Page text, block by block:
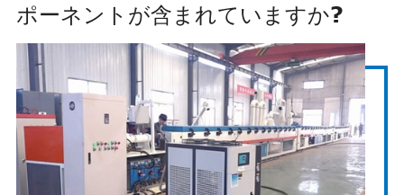
ポーネントが含まれていますか?